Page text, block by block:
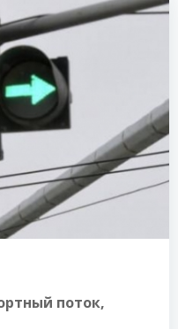
поток,